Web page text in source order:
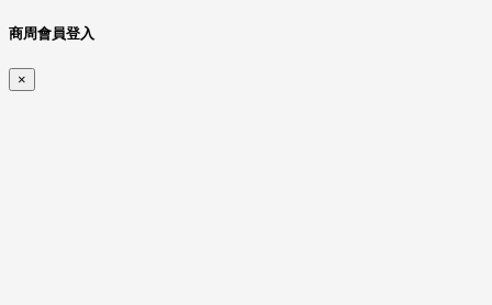
商周會員登入
×